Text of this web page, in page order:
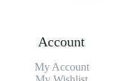
Account
My Account